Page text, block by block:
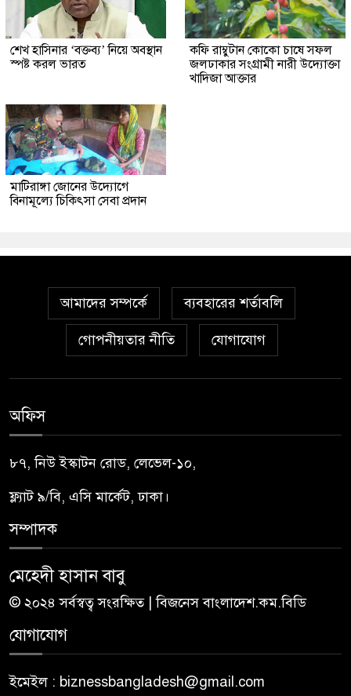
শেখ হাসিনার ‘বক্তব্য’ নিয়ে অবস্থান
স্পষ্ট করল ভারত
কফি রাম্বুটান কোকো চাষে সফল
জলঢাকার সংগ্রামী নারী উদ্যোক্তা
খাদিজা আক্তার
মাটিরাঙ্গা জোনের উদ্যোগে
বিনামূল্যে চিকিৎসা সেবা প্রদান
আমাদের সম্পর্কে ব্যবহারের শর্তাবলি
গোপনীয়তার নীতি যোগাযোগ
অফিস
৮৭, নিউ ইস্কাটন রোড, লেভেল-১০,
ফ্ল্যাট ৯/বি, এসি মার্কেট, ঢাকা।
সম্পাদক
মেহেদী হাসান বাবু
© ২০২৪ সর্বস্বত্ব সংরক্ষিত | বিজনেস বাংলাদেশ.কম.বিডি
যোগাযোগ
ইমেইল : biznessbangladesh@gmail.com